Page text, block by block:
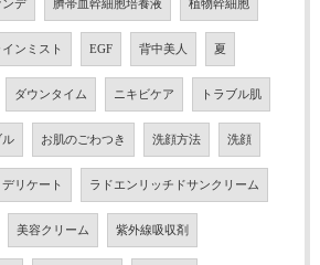
ンデ 臍帯血幹細胞培養液 植物幹細胞
ンミスト EGF 背中美人 夏
ダウンタイム ニキビケア トラブル肌
ル お肌のごわつき 洗顔方法 洗顔
デリケート ラドエンリッチドサンクリーム
美容クリーム 紫外線吸収剤